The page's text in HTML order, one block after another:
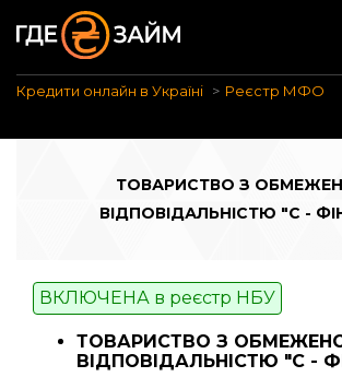
Кредити онлайн в Україні Реєстр МФО
ТОВАРИСТВО З
ВІДПОВІДАЛЬНІСТЮ "С -
ВКЛЮЧЕНА в реєстр НБУ
ТОВАРИСТВО З
ВІДПОВІДАЛЬНІСТЮ "С -